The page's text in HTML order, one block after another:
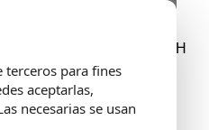
terceros para fines
aceptarlas,
necesarias se usan
a 75€ | Entrega en 24H